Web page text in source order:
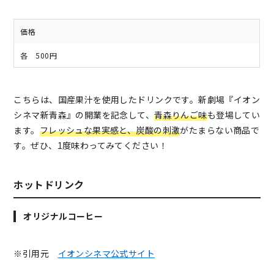
価格
各 500円
こちらは、国産果汁を使用したドリンクです。新劇場『イオン
シネマ新青森』の開業を記念して、青森りんご味も登場してい
ます。 フレッシュな果実感と、炭酸の刺激がたまらない商品で
す。ぜひ、1度味わってみてください！
ホットドリンク
オリジナルコーヒー
※引用元 イオンシネマ公式サイト